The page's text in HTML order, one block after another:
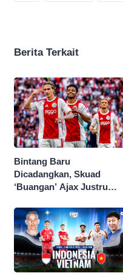
Berita Terkait
Bintang Baru
Dicadangkan, Skuad
‘Buangan’ Ajax Justru